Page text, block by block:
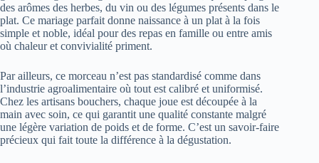
des arômes des herbes, du vin ou des légumes présents dans le
plat. Ce mariage parfait donne naissance à un plat à la fois
simple et noble, idéal pour des repas en famille ou entre amis
où chaleur et convivialité priment.
Par ailleurs, ce morceau n’est pas standardisé comme dans
l’industrie agroalimentaire où tout est calibré et uniformisé.
Chez les artisans bouchers, chaque joue est découpée à la
main avec soin, ce qui garantit une qualité constante malgré
une légère variation de poids et de forme. C’est un savoir-faire
précieux qui fait toute la différence à la dégustation.